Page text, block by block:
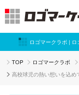
ロゴマークラボ |
TOP ロゴマークラボ
高校球児の熱い想いを込